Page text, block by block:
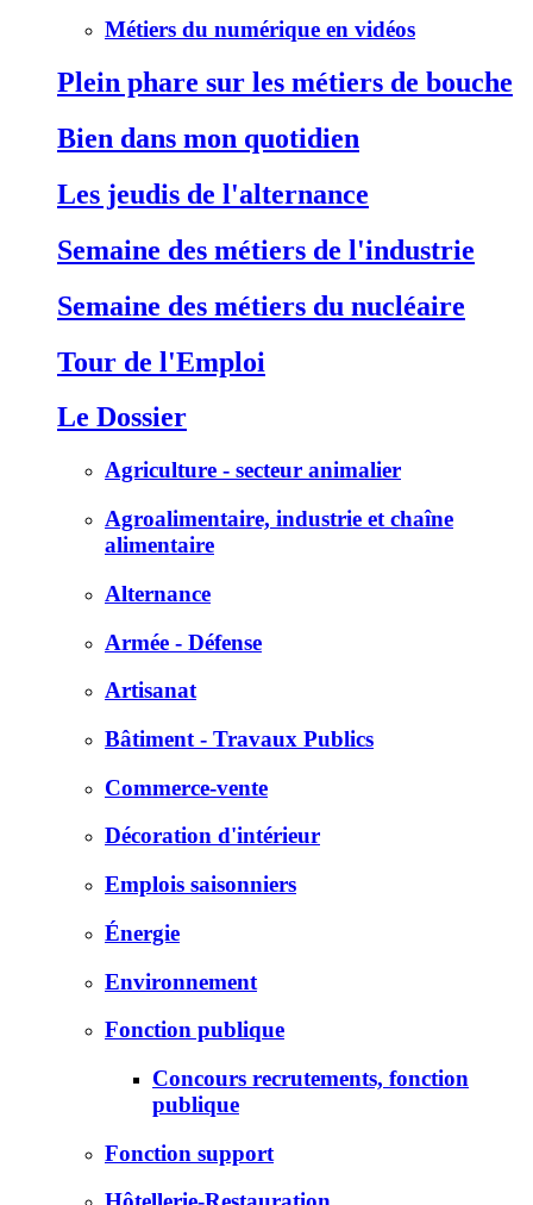
Métiers du numérique en vidéos
Plein phare sur les métiers de bouche
Bien dans mon quotidien
Les jeudis de l'alternance
Semaine des métiers de l'industrie
Semaine des métiers du nucléaire
Tour de l'Emploi
Le Dossier
Agriculture - secteur animalier
Agroalimentaire, industrie et chaîne
alimentaire
Alternance
Armée - Défense
Artisanat
Bâtiment - Travaux Publics
Commerce-vente
Décoration d'intérieur
Emplois saisonniers
Énergie
Environnement
Fonction publique
Concours recrutements, fonction
publique
Fonction support